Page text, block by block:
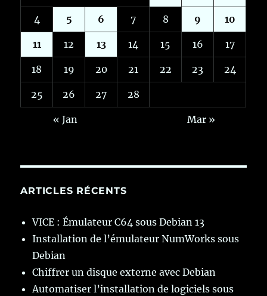
4 5 6 7 8 9 10
11 12 13 14 15 16 17
18 19 20 21 22 23 24
25 26 27 28
« Jan Mar »
ARTICLES RÉCENTS
VICE : Émulateur C64 sous Debian 13
Installation de l’émulateur NumWorks sous
Debian
Chiffrer un disque externe avec Debian
Automatiser l’installation de logiciels sous